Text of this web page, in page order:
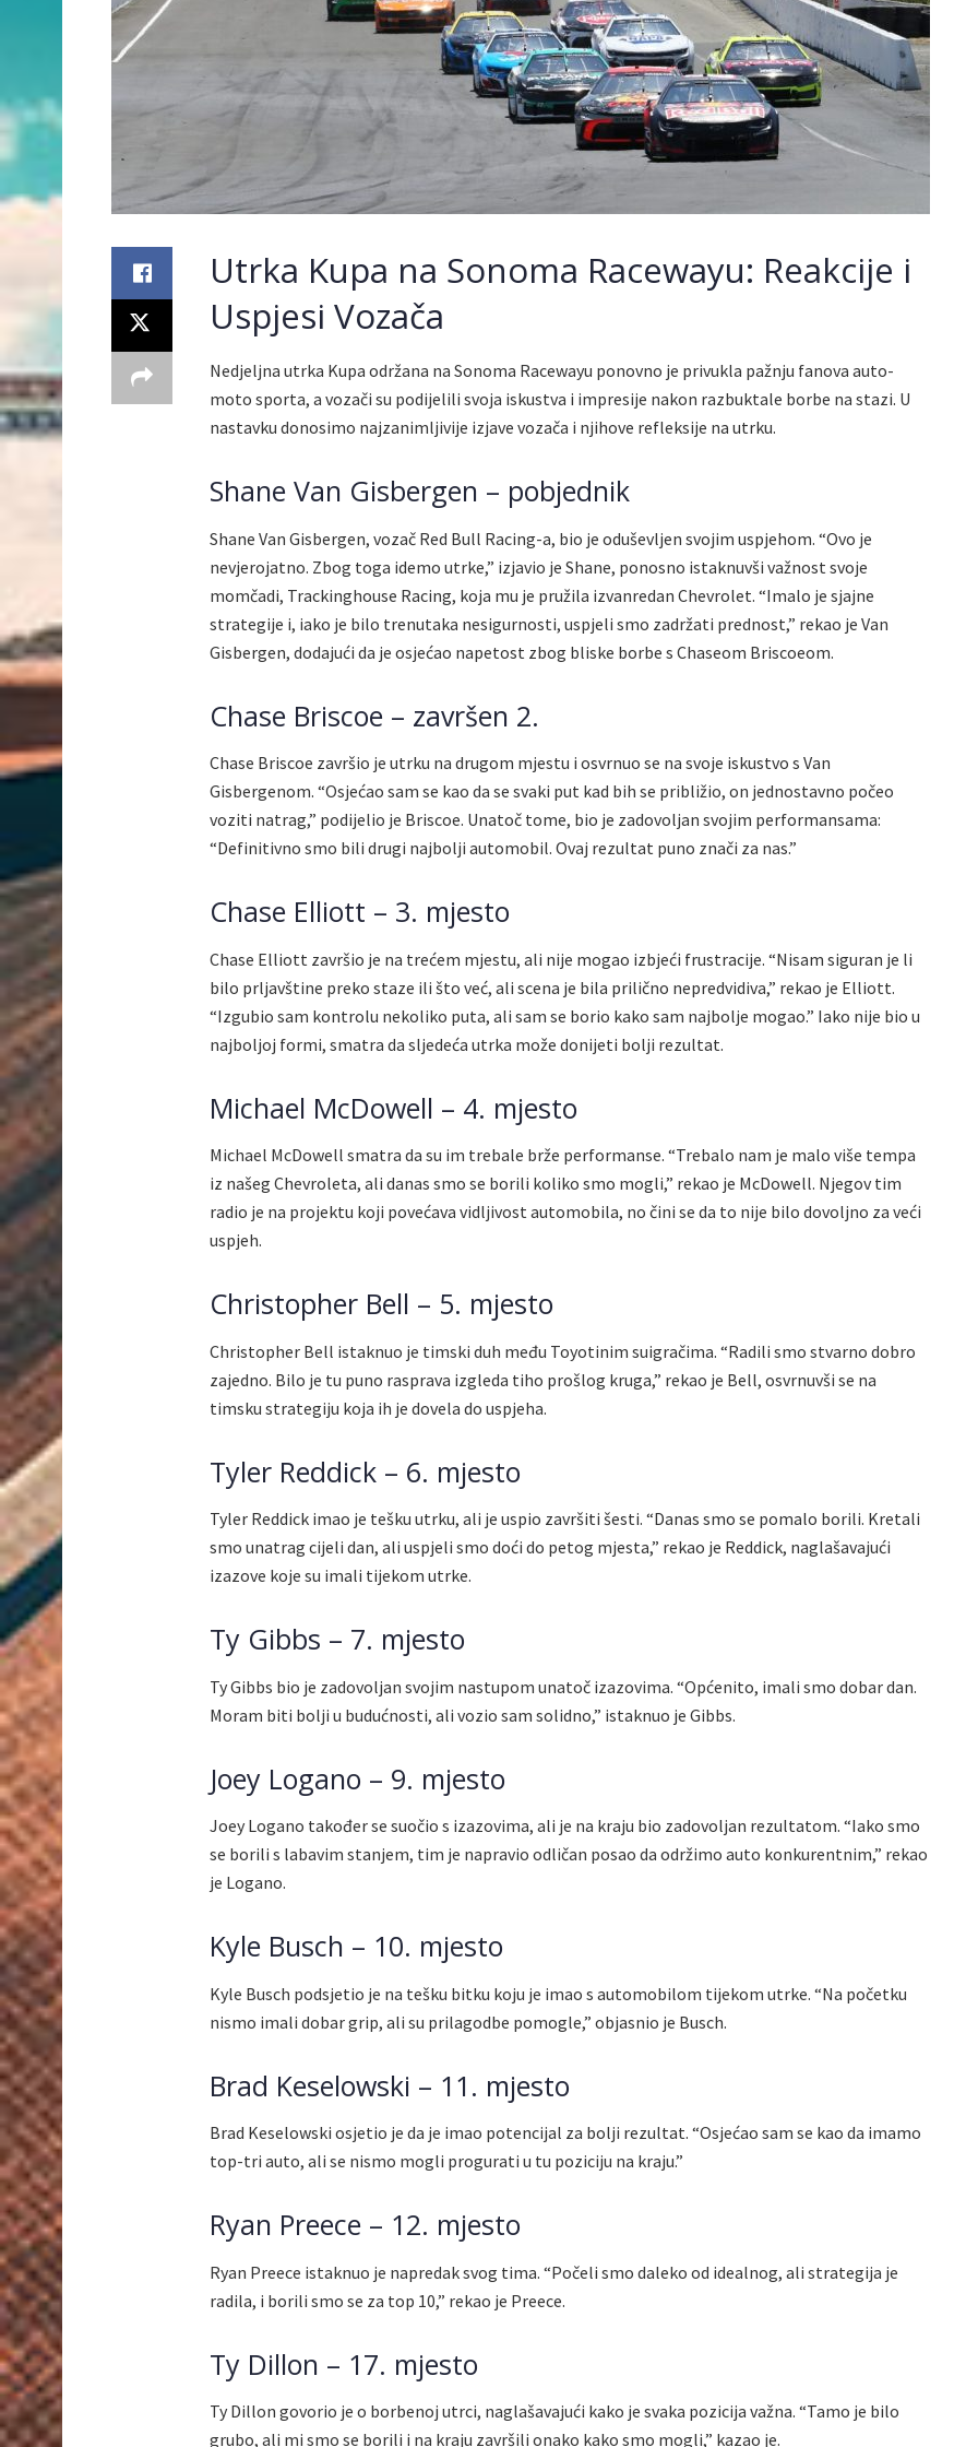
Utrka Kupa na Sonoma Racewayu: Reakcije i
Uspjesi Vozača
Nedjeljna utrka Kupa održana na Sonoma Racewayu ponovno je privukla pažnju fanova auto-
moto sporta, a vozači su podijelili svoja iskustva i impresije nakon razbuktale borbe na stazi. U
nastavku donosimo najzanimljivije izjave vozača i njihove refleksije na utrku.
Shane Van Gisbergen – pobjednik
Shane Van Gisbergen, vozač Red Bull Racing-a, bio je oduševljen svojim uspjehom. “Ovo je
nevjerojatno. Zbog toga idemo utrke,” izjavio je Shane, ponosno istaknuvši važnost svoje
momčadi, Trackinghouse Racing, koja mu je pružila izvanredan Chevrolet. “Imalo je sjajne
strategije i, iako je bilo trenutaka nesigurnosti, uspjeli smo zadržati prednost,” rekao je Van
Gisbergen, dodajući da je osjećao napetost zbog bliske borbe s Chaseom Briscoeom.
Chase Briscoe – završen 2.
Chase Briscoe završio je utrku na drugom mjestu i osvrnuo se na svoje iskustvo s Van
Gisbergenom. “Osjećao sam se kao da se svaki put kad bih se približio, on jednostavno počeo
voziti natrag,” podijelio je Briscoe. Unatoč tome, bio je zadovoljan svojim performansama:
“Definitivno smo bili drugi najbolji automobil. Ovaj rezultat puno znači za nas.”
Chase Elliott – 3. mjesto
Chase Elliott završio je na trećem mjestu, ali nije mogao izbjeći frustracije. “Nisam siguran je li
bilo prljavštine preko staze ili što već, ali scena je bila prilično nepredvidiva,” rekao je Elliott.
“Izgubio sam kontrolu nekoliko puta, ali sam se borio kako sam najbolje mogao.” Iako nije bio u
najboljoj formi, smatra da sljedeća utrka može donijeti bolji rezultat.
Michael McDowell – 4. mjesto
Michael McDowell smatra da su im trebale brže performanse. “Trebalo nam je malo više tempa
iz našeg Chevroleta, ali danas smo se borili koliko smo mogli,” rekao je McDowell. Njegov tim
radio je na projektu koji povećava vidljivost automobila, no čini se da to nije bilo dovoljno za veći
uspjeh.
Christopher Bell – 5. mjesto
Christopher Bell istaknuo je timski duh među Toyotinim suigračima. “Radili smo stvarno dobro
zajedno. Bilo je tu puno rasprava izgleda tiho prošlog kruga,” rekao je Bell, osvrnuvši se na
timsku strategiju koja ih je dovela do uspjeha.
Tyler Reddick – 6. mjesto
Tyler Reddick imao je tešku utrku, ali je uspio završiti šesti. “Danas smo se pomalo borili. Kretali
smo unatrag cijeli dan, ali uspjeli smo doći do petog mjesta,” rekao je Reddick, naglašavajući
izazove koje su imali tijekom utrke.
Ty Gibbs – 7. mjesto
Ty Gibbs bio je zadovoljan svojim nastupom unatoč izazovima. “Općenito, imali smo dobar dan.
Moram biti bolji u budućnosti, ali vozio sam solidno,” istaknuo je Gibbs.
Joey Logano – 9. mjesto
Joey Logano također se suočio s izazovima, ali je na kraju bio zadovoljan rezultatom. “Iako smo
se borili s labavim stanjem, tim je napravio odličan posao da održimo auto konkurentnim,” rekao
je Logano.
Kyle Busch – 10. mjesto
Kyle Busch podsjetio je na tešku bitku koju je imao s automobilom tijekom utrke. “Na početku
nismo imali dobar grip, ali su prilagodbe pomogle,” objasnio je Busch.
Brad Keselowski – 11. mjesto
Brad Keselowski osjetio je da je imao potencijal za bolji rezultat. “Osjećao sam se kao da imamo
top-tri auto, ali se nismo mogli progurati u tu poziciju na kraju.”
Ryan Preece – 12. mjesto
Ryan Preece istaknuo je napredak svog tima. “Počeli smo daleko od idealnog, ali strategija je
radila, i borili smo se za top 10,” rekao je Preece.
Ty Dillon – 17. mjesto
Ty Dillon govorio je o borbenoj utrci, naglašavajući kako je svaka pozicija važna. “Tamo je bilo
grubo, ali mi smo se borili i na kraju završili onako kako smo mogli,” kazao je.